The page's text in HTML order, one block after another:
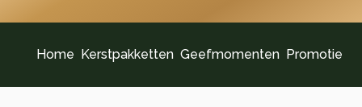
Home Kerstpakketten Geefmomenten Promotie